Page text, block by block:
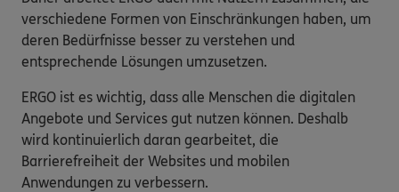
verschiedene Formen von Einschränkungen haben, um
deren Bedürfnisse besser zu verstehen und
entsprechende Lösungen umzusetzen.
ERGO ist es wichtig, dass alle Menschen die digitalen
Angebote und Services gut nutzen können. Deshalb
wird kontinuierlich daran gearbeitet, die
Barrierefreiheit der Websites und mobilen
Anwendungen zu verbessern.